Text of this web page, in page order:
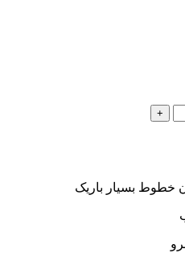
خطوط بسیار باریک